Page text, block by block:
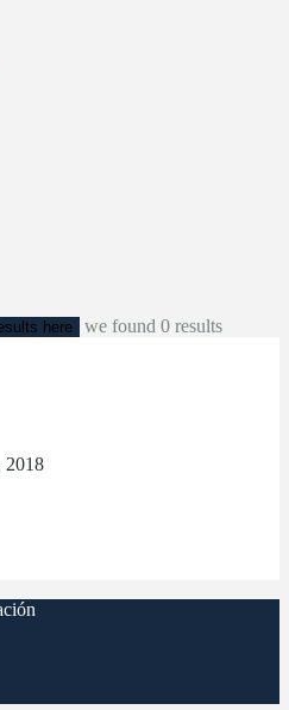
here we found 0 results
2018